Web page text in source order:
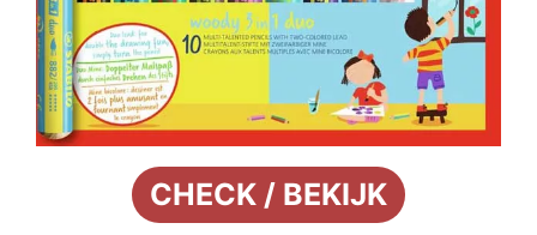
CHECK / BEKIJK